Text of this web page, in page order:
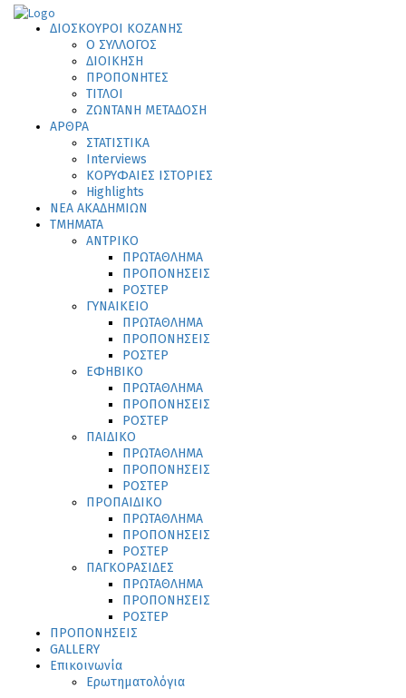
ΔΙΟΣΚΟΥΡΟΙ ΚΟΖΑΝΗΣ
Ο ΣΥΛΛΟΓΟΣ
ΔΙΟΙΚΗΣΗ
ΠΡΟΠΟΝΗΤΕΣ
ΤΙΤΛΟΙ
ΖΩΝΤΑΝΗ ΜΕΤΑΔΟΣΗ
ΑΡΘΡΑ
ΣΤΑΤΙΣΤΙΚΑ
Interviews
ΚΟΡΥΦΑΙΕΣ ΙΣΤΟΡΙΕΣ
Highlights
ΝΕΑ ΑΚΑΔΗΜΙΩΝ
ΤΜΗΜΑΤΑ
ΑΝΤΡΙΚΟ
ΠΡΩΤΑΘΛΗΜΑ
ΠΡΟΠΟΝΗΣΕΙΣ
ΡΟΣΤΕΡ
ΓΥΝΑΙΚΕΙΟ
ΠΡΩΤΑΘΛΗΜΑ
ΠΡΟΠΟΝΗΣΕΙΣ
ΡΟΣΤΕΡ
ΕΦΗΒΙΚΟ
ΠΡΩΤΑΘΛΗΜΑ
ΠΡΟΠΟΝΗΣΕΙΣ
ΡΟΣΤΕΡ
ΠΑΙΔΙΚΟ
ΠΡΩΤΑΘΛΗΜΑ
ΠΡΟΠΟΝΗΣΕΙΣ
ΡΟΣΤΕΡ
ΠΡΟΠΑΙΔΙΚΟ
ΠΡΩΤΑΘΛΗΜΑ
ΠΡΟΠΟΝΗΣΕΙΣ
ΡΟΣΤΕΡ
ΠΑΓΚΟΡΑΣΙΔΕΣ
ΠΡΩΤΑΘΛΗΜΑ
ΠΡΟΠΟΝΗΣΕΙΣ
ΡΟΣΤΕΡ
ΠΡΟΠΟΝΗΣΕΙΣ
GALLERY
Επικοινωνία
Ερωτηματολόγια